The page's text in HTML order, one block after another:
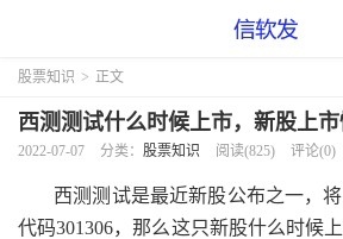
股票知识 > 正文
西测测试什么时候上市，新股上
2022-07-07 分类： 股票知识 阅读(825) 评论(0)
西测测试是最近新股公布之一，
代码301306，那么这只新股什么时候